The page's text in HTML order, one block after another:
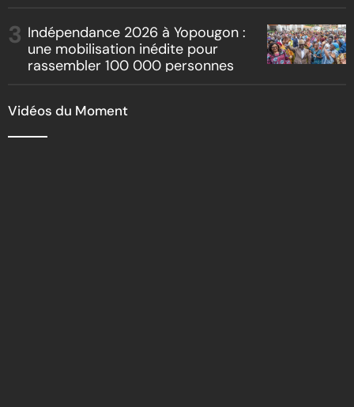
Indépendance 2026 à Yopougon :
une mobilisation inédite pour
rassembler 100 000 personnes
Vidéos du Moment